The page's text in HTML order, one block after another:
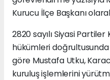
Kurucu İlçe Başkanı
2820 sayılı Siyasi
hükümleri
göre Mustafa Utku,
kuruluş işlemlerini